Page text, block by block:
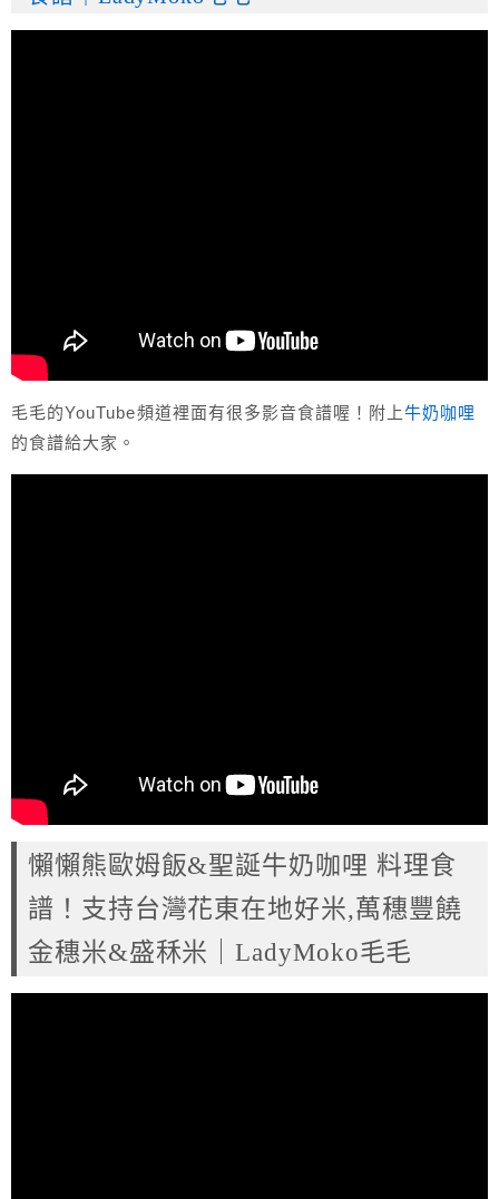
毛毛的YouTube頻道裡面有很多影音食譜喔！附上牛奶咖哩
的食譜給大家。
懶懶熊歐姆飯&聖誕牛奶咖哩 料理食
譜！支持台灣花東在地好米,萬穗豐饒
金穗米&盛秝米｜LadyMoko毛毛